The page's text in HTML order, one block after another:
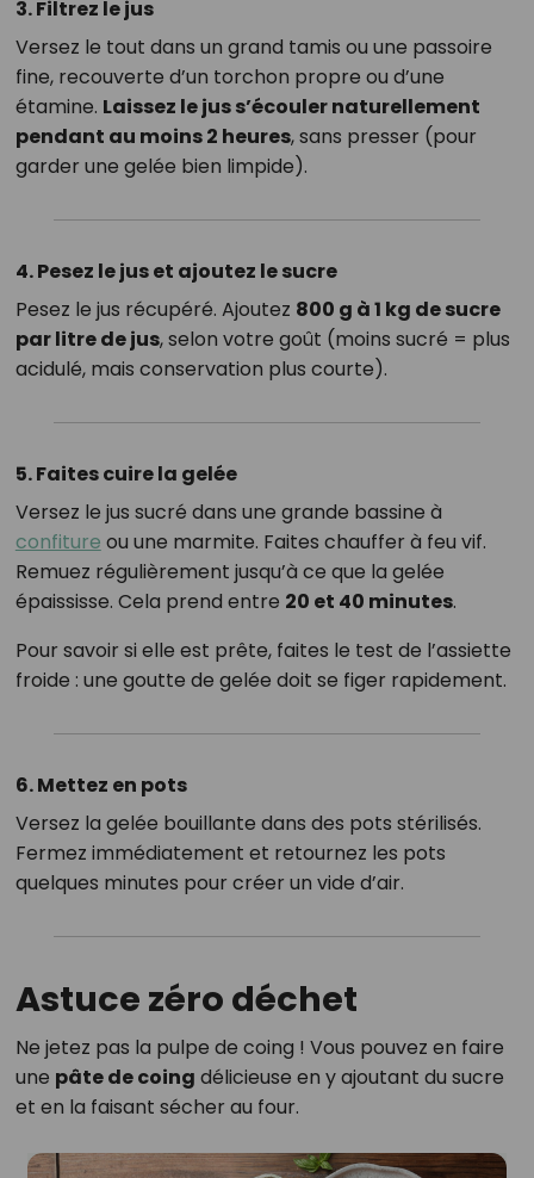
3. Filtrez le jus
Versez le tout dans un grand tamis ou une passoire
fine, recouverte d’un torchon propre ou d’une
étamine. Laissez le jus s’écouler naturellement
pendant au moins 2 heures, sans presser (pour
garder une gelée bien limpide).
4. Pesez le jus et ajoutez le sucre
Pesez le jus récupéré. Ajoutez 800 g à 1 kg de sucre
par litre de jus, selon votre goût (moins sucré = plus
acidulé, mais conservation plus courte).
5. Faites cuire la gelée
Versez le jus sucré dans une grande bassine à
confiture ou une marmite. Faites chauffer à feu vif.
Remuez régulièrement jusqu’à ce que la gelée
épaississe. Cela prend entre 20 et 40 minutes.
Pour savoir si elle est prête, faites le test de l’assiette
froide : une goutte de gelée doit se figer rapidement.
6. Mettez en pots
Versez la gelée bouillante dans des pots stérilisés.
Fermez immédiatement et retournez les pots
quelques minutes pour créer un vide d’air.
Astuce zéro déchet
Ne jetez pas la pulpe de coing ! Vous pouvez en faire
une pâte de coing délicieuse en y ajoutant du sucre
et en la faisant sécher au four.